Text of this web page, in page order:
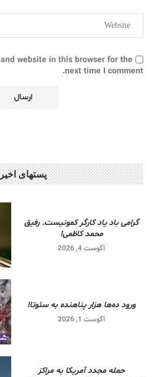
website in this browser for the
next time I comment.
پستهای اخیر
گرامی باد یاد کارگر کمونیست. رفیق
محمد کاظمی!
آگوست 4, 2026
ورود ده‌ها هزار پناهنده به سئوتا!
آگوست 1, 2026
حمله مجدد آمریکا به مراکز